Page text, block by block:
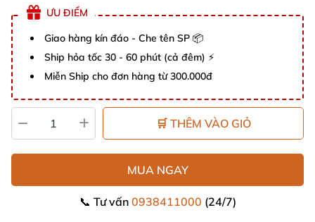
ƯU ĐIỂM
Giao hàng kín đáo - Che tên SP 📦
Ship hỏa tốc 30 - 60 phút (cả đêm) ⚡
Miễn Ship cho đơn hàng từ 300.000đ
🛒 THÊM VÀO GIỎ
MUA NGAY
📞 Tư vấn 0938411000 (24/7)